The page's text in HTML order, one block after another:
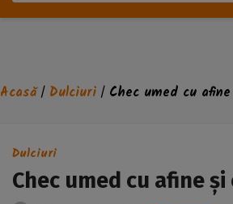
Acasă/ Dulciuri / Chec umed cu
Dulciuri
Chec umed cu afine și